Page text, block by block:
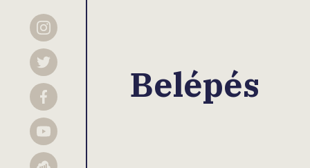
Instagram
Twitter
Facebook
YouTube
Belépés